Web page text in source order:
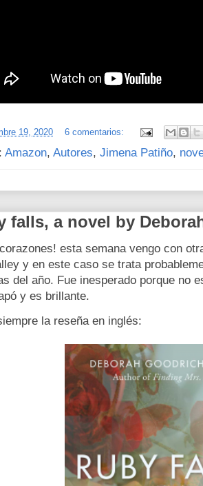
19, 2020 6 comentarios:
Amazon, Autores, Jimena Patiño,
falls, a novel by
corazones! esta semana vengo con
y en este caso se trata
del año. Fue inesperado porque no
y es brillante.
la reseña en inglés: